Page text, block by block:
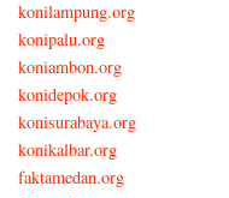
konilampung.org
konipalu.org
koniambon.org
konidepok.org
konisurabaya.org
konikalbar.org
faktamedan.org